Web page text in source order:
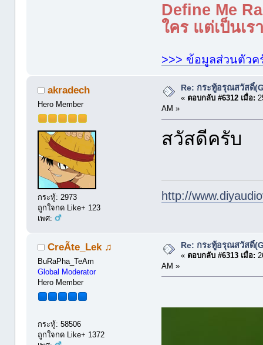
Define Me
ใคร แต่เป็นเ
>>> ข้อมูลส่วนตัวค
akradech
Hero Member
กระทู้: 2973
ถูกใจกด Like+ 123
เพศ:
Re: กระทู้อรุณสวัสดิ์
« ตอบกลับ #6312 เมื่อ:
AM »
สวัสดีครับ
http://
CreÃte_Lek ♫
BuRaPha_TeAm
Global Moderator
Hero Member
กระทู้: 58506
ถูกใจกด Like+ 1372
Re: กระทู้อรุณสวัสดิ์
« ตอบกลับ #6313 เมื่อ:
AM »